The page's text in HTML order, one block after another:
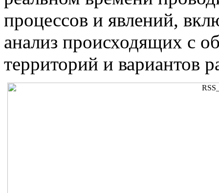
процессов и явлений,
анализ происходящих с
территорий и вариантов